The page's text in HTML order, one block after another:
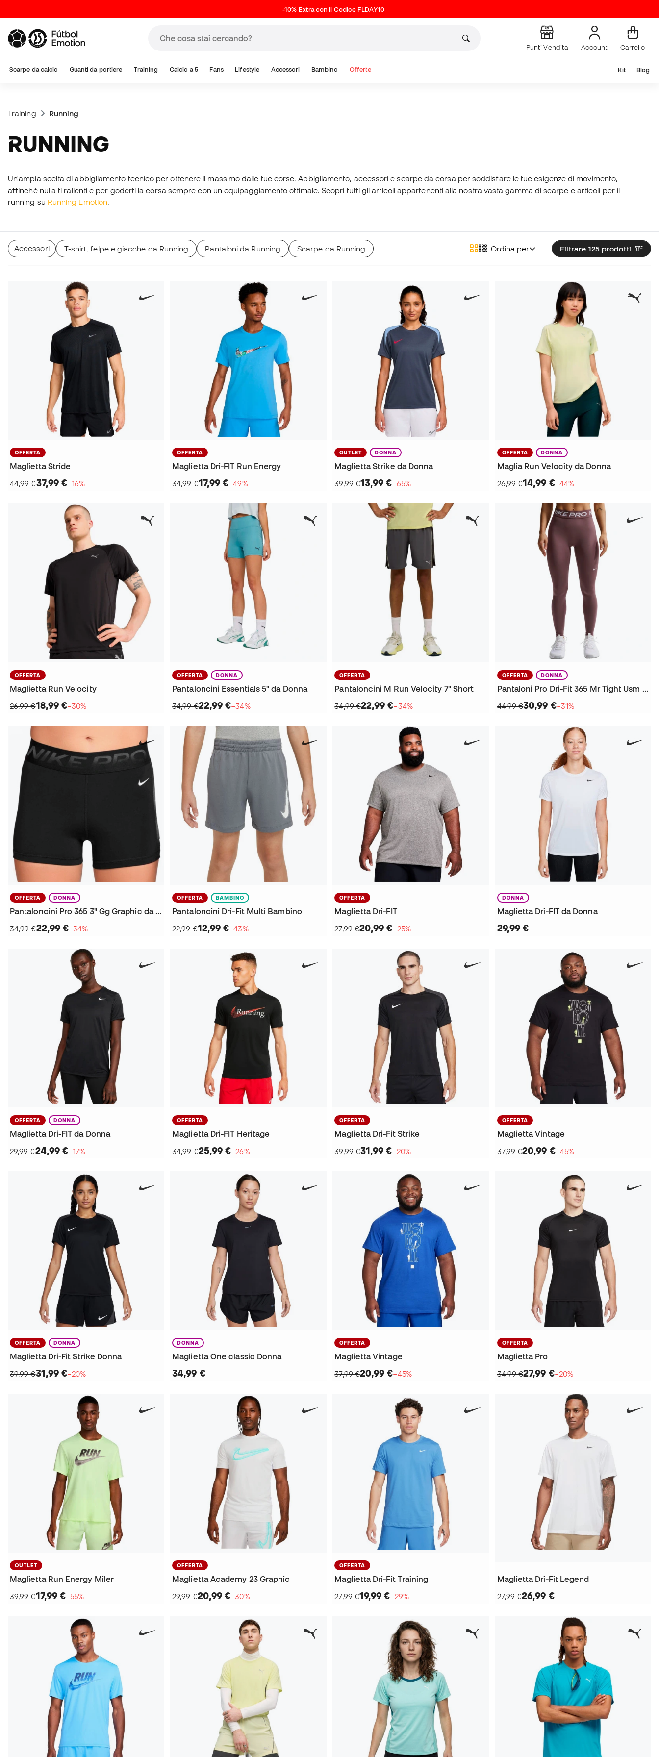
-10% Extra con il Codice FLDAY10
Punti Vendita Account Carrello
Scarpe da calcio Guanti da portiere Training Calcio a 5 Fans Lifestyle Accessori Bambino Offerte Kit Blog
Training Running
RUNNING
Un'ampia scelta di abbigliamento tecnico per ottenere il massimo dalle tue corse. Abbigliamento, accessori e scarpe da corsa per soddisfare le tue esigenze di movimento,
affinché nulla ti rallenti e per goderti la corsa sempre con un equipaggiamento ottimale. Scopri tutti gli articoli appartenenti alla nostra vasta gamma di scarpe e articoli per il
running su Running Emotion.
Filtrare 125 prodotti
Ordina per
Accessori T-shirt, felpe e giacche da Running Pantaloni da Running Scarpe da Running
OFFERTA
Maglietta Stride
44,99 €37,99 €−16%
OFFERTA
Maglietta Dri-FIT Run Energy
34,99 €17,99 €−49%
OUTLET DONNA
Maglietta Strike da Donna
39,99 €13,99 €−65%
OFFERTA DONNA
Maglia Run Velocity da Donna
26,99 €14,99 €−44%
OFFERTA
Maglietta Run Velocity
26,99 €18,99 €−30%
OFFERTA DONNA
Pantaloncini Essentials 5" da Donna
34,99 €22,99 €−34%
OFFERTA
Pantaloncini M Run Velocity 7" Short
34,99 €22,99 €−34%
OFFERTA DONNA
Pantaloni Pro Dri-Fit 365 Mr Tight Usm da Donna
44,99 €30,99 €−31%
OFFERTA DONNA
Pantaloncini Pro 365 3" Gg Graphic da Donna
34,99 €22,99 €−34%
OFFERTA BAMBINO
Pantaloncini Dri-Fit Multi Bambino
22,99 €12,99 €−43%
OFFERTA
Maglietta Dri-FIT
27,99 €20,99 €−25%
DONNA
Maglietta Dri-FIT da Donna
29,99 €
OFFERTA DONNA
Maglietta Dri-FIT da Donna
29,99 €24,99 €−17%
OFFERTA
Maglietta Dri-FIT Heritage
34,99 €25,99 €−26%
OFFERTA
Maglietta Dri-Fit Strike
39,99 €31,99 €−20%
OFFERTA
Maglietta Vintage
37,99 €20,99 €−45%
OFFERTA DONNA
Maglietta Dri-Fit Strike Donna
39,99 €31,99 €−20%
DONNA
Maglietta One classic Donna
34,99 €
OFFERTA
Maglietta Vintage
37,99 €20,99 €−45%
OFFERTA
Maglietta Pro
34,99 €27,99 €−20%
OUTLET
Maglietta Run Energy Miler
39,99 €17,99 €−55%
OFFERTA
Maglietta Academy 23 Graphic
29,99 €20,99 €−30%
OFFERTA
Maglietta Dri-Fit Training
27,99 €19,99 €−29%
Maglietta Dri-Fit Legend
27,99 €26,99 €